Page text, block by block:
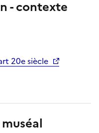
- contexte
20e siècle